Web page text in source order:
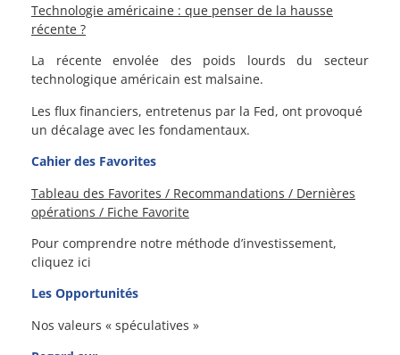
Technologie américaine : que penser de la hausse
récente ?
La récente envolée des poids lourds du secteur
technologique américain est malsaine.
Les flux financiers, entretenus par la Fed, ont provoqué
un décalage avec les fondamentaux.
Cahier des Favorites
Tableau des Favorites / Recommandations / Dernières
opérations / Fiche Favorite
Pour comprendre notre méthode d’investissement,
cliquez ici
Les Opportunités
Nos valeurs « spéculatives »